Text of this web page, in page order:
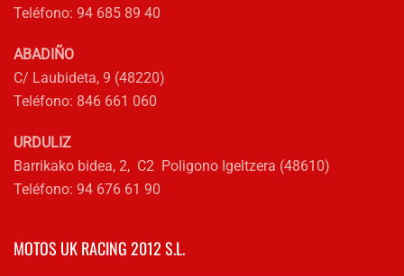
Teléfono: 94 685 89 40
ABADIÑO
C/ Laubideta, 9 (48220)
Teléfono: 846 661 060
URDULIZ
Barrikako bidea, 2, C2 Poligono Igeltzera (48610)
Teléfono: 94 676 61 90
MOTOS UK RACING 2012 S.L.